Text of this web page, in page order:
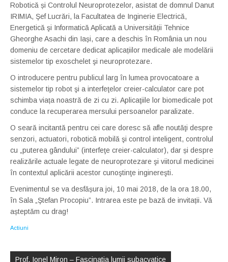
Robotică și Controlul Neuroprotezelor, asistat de domnul Danut
IRIMIA, Şef Lucrări, la Facultatea de Inginerie Electrică,
Energetică şi Informatică Aplicată a Universității Tehnice
Gheorghe Asachi din Iași, care a deschis în România un nou
domeniu de cercetare dedicat aplicațiilor medicale ale modelării
sistemelor tip exoschelet şi neuroprotezare.
O introducere pentru publicul larg în lumea provocatoare a
sistemelor tip robot şi a interfeţelor creier-calculator care pot
schimba viața noastră de zi cu zi. Aplicaţiile lor biomedicale pot
conduce la recuperarea mersului persoanelor paralizate.
O seară incitantă pentru cei care doresc să afle noutăţi despre
senzori, actuatori, robotică mobilă şi control inteligent, controlul
cu „puterea gândului” (interfeţe creier-calculator), dar și despre
realizările actuale legate de neuroprotezare şi viitorul medicinei
în contextul aplicării acestor cunoştinţe inginereşti.
Evenimentul se va desfășura joi, 10 mai 2018, de la ora 18.00,
în Sala „Ştefan Procopiu”. Intrarea este pe bază de invitații. Vă
așteptăm cu drag!
Actiuni
navigation
Prof. Ionel Miron – Fascinatia lumii subacvatice